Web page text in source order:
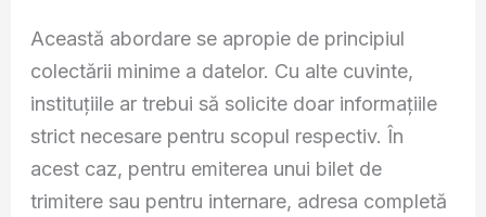
Această abordare se apropie de principiul
colectării minime a datelor. Cu alte cuvinte,
instituțiile ar trebui să solicite doar informațiile
strict necesare pentru scopul respectiv. În
acest caz, pentru emiterea unui bilet de
trimitere sau pentru internare, adresa completă